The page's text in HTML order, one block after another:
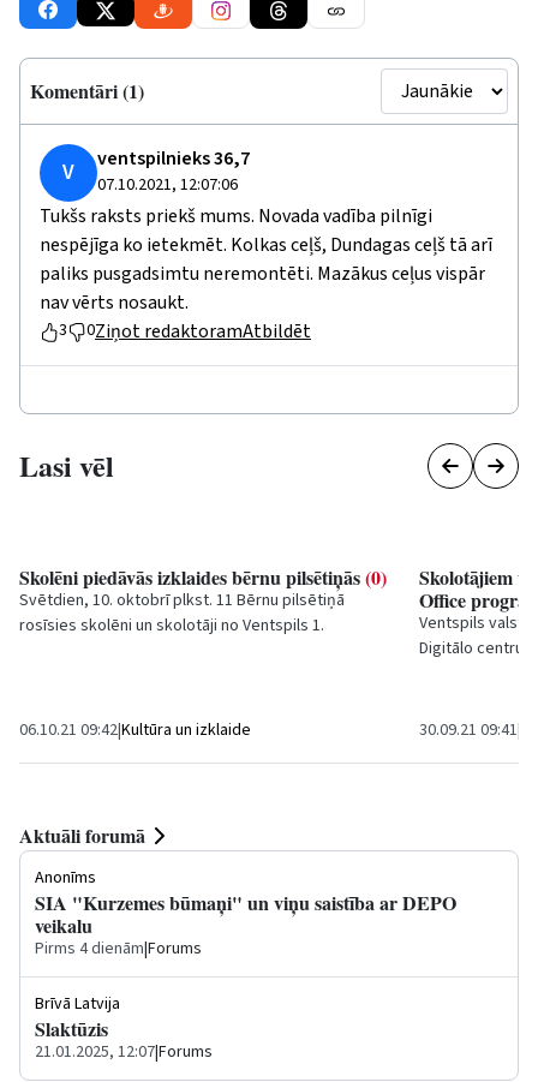
Komentāri (1)
V ventspilnieks 36,7
07.10.2021, 12:07:06
Tukšs raksts priekš mums. Novada vadība pilnīgi
nespējīga ko ietekmēt. Kolkas ceļš, Dundagas ceļš tā arī
paliks pusgadsimtu neremontēti. Mazākus ceļus vispār
nav vērts nosaukt.
3 0Ziņot redaktoramAtbildēt
Lasi vēl
Skolēni piedāvās izklaides bērnu pilsētiņās(0)
Svētdien, 10. oktobrī plkst. 11 Bērnu pilsētiņā
rosīsies skolēni un skolotāji no Ventspils 1.
06.10.21 09:42|Kultūra un izklaide
Skolotājiem
Office
Ventspils
Digitālo centru
30.09.21 09:41|
Aktuāli forumā
Anonīms
SIA "Kurzemes būmaņi" un viņu saistība ar DEPO
veikalu
Pirms 4 dienām|Forums
Brīvā Latvija
Slaktūzis
21.01.2025, 12:07|Forums